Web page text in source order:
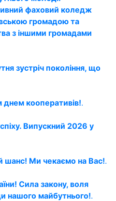
фаховий коледж
громадою та
з іншими громадами
зустріч покоління, що
днем кооперативів!.
Випускний 2026 у
шанс! Ми чекаємо на Вас!.
Сила закону, воля
нашого майбутнього!.